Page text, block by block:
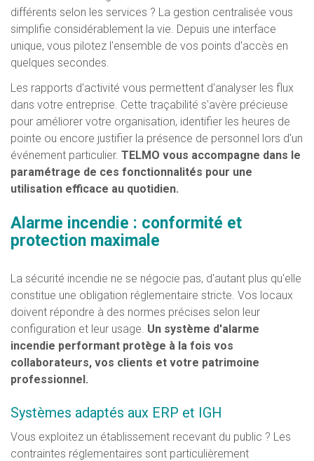
différents selon les services ? La gestion centralisée vous
simplifie considérablement la vie. Depuis une interface
unique, vous pilotez l'ensemble de vos points d'accès en
quelques secondes.
Les rapports d'activité vous permettent d'analyser les flux
dans votre entreprise. Cette traçabilité s'avère précieuse
pour améliorer votre organisation, identifier les heures de
pointe ou encore justifier la présence de personnel lors d'un
événement particulier. TELMO vous accompagne dans le
paramétrage de ces fonctionnalités pour une
utilisation efficace au quotidien.
Alarme incendie : conformité et
protection maximale
La sécurité incendie ne se négocie pas, d'autant plus qu'elle
constitue une obligation réglementaire stricte. Vos locaux
doivent répondre à des normes précises selon leur
configuration et leur usage. Un système d'alarme
incendie performant protège à la fois vos
collaborateurs, vos clients et votre patrimoine
professionnel.
Systèmes adaptés aux ERP et IGH
Vous exploitez un établissement recevant du public ? Les
contraintes réglementaires sont particulièrement